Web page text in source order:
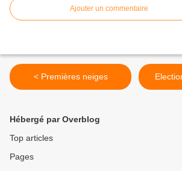
Ajouter un commentaire
< Premières neiges
Hébergé par Overblog
Top articles
Pages